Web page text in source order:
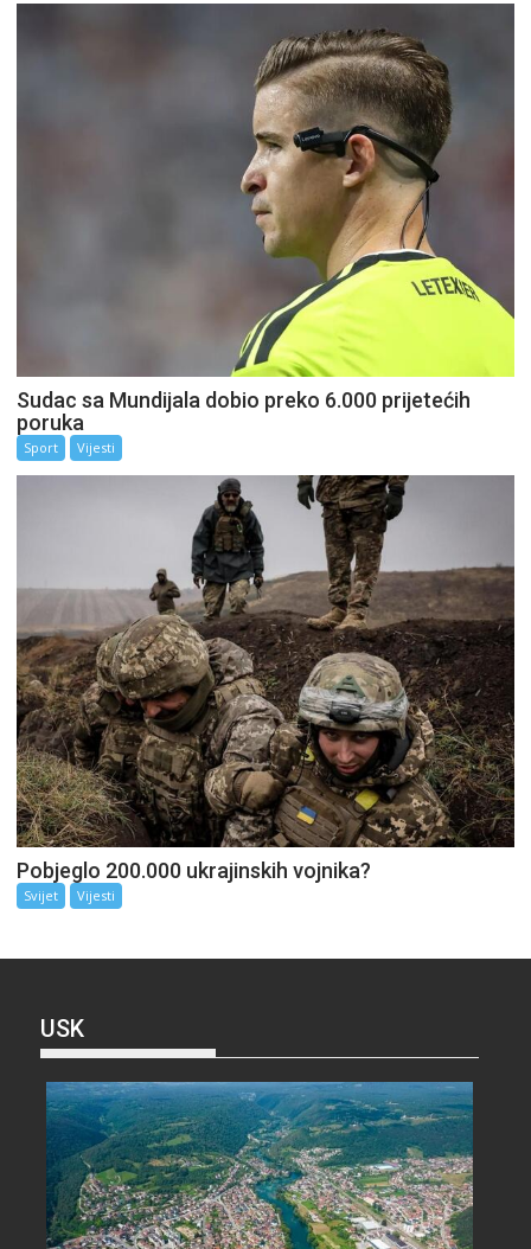
Sudac sa Mundijala dobio preko 6.000 prijetećih
poruka
Sport Vijesti
Pobjeglo 200.000 ukrajinskih vojnika?
Svijet Vijesti
USK